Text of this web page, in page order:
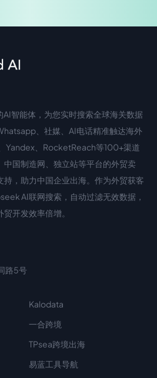
智能体，为您实时搜索全球海关数据
、社媒、AI电话精准触达海外
Yandex、RocketReach等100+渠道
中国制造网、独立站等平台的外贸卖
持，助力中国企业出海。作为外贸获客
AI联网搜索，自动过滤无效数据，
开发效率倍增。
路5号
Kalodata
一合跨境
TPsea跨境出海
易蓝工具导航